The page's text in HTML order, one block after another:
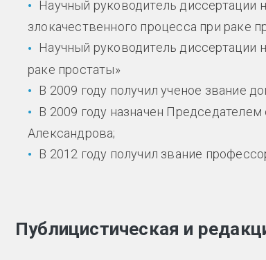
Научный руководитель диссертации
злокачественного процесса при раке
Научный руководитель диссертации
раке простаты»
В 2009 году получил ученое звание
В 2009 году назначен
Александрова;
В 2012 году получил звание
Публицистическая и